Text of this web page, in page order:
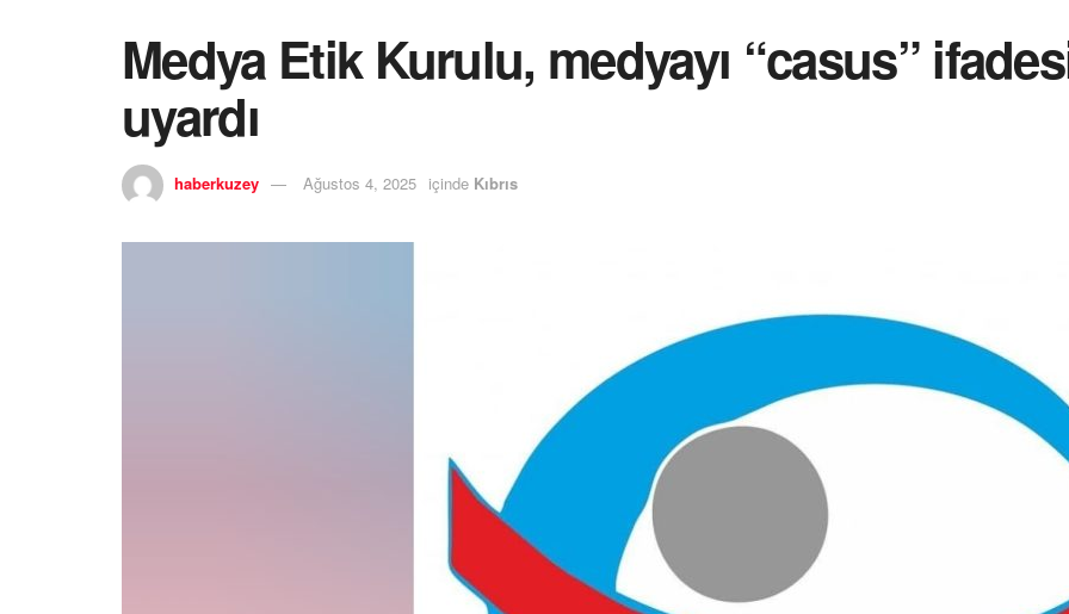
Medya Etik Kurulu, medyayı “casus”
uyardı
haberkuzey Ağustos 4, 2025 içinde Kıbrıs